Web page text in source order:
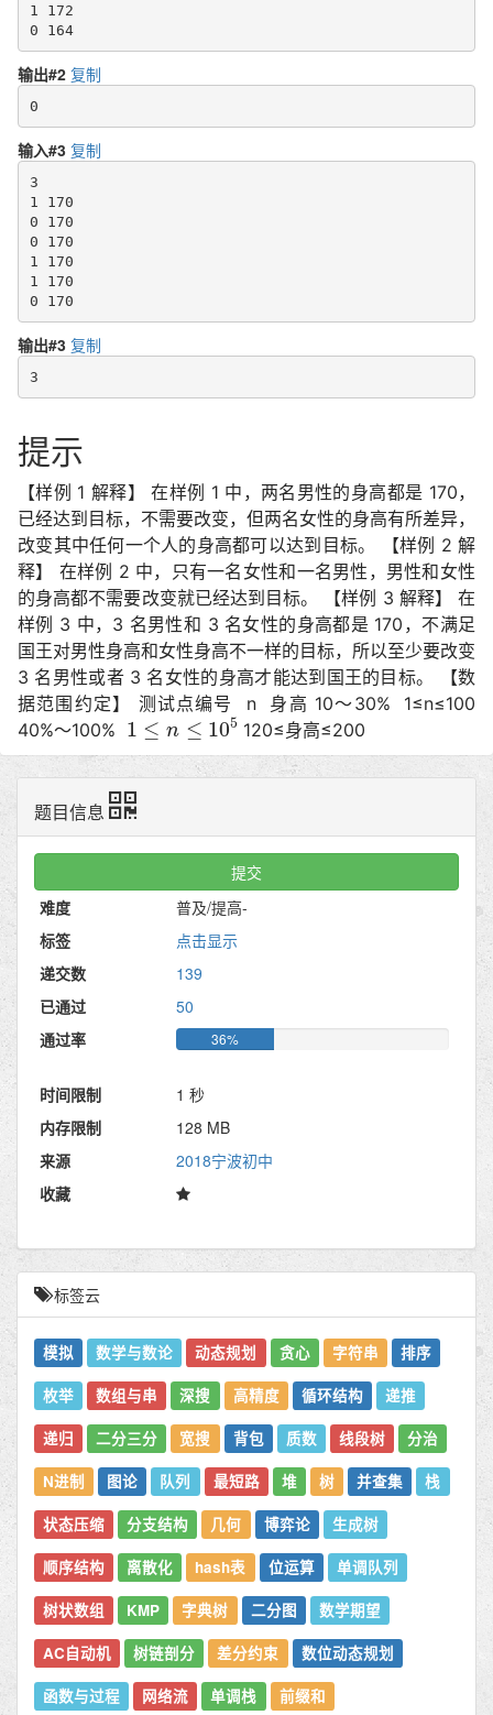
1 172
0 164
输出#2 复制
输入#3 复制
3
1 170
0 170
0 170
1 170
1 170
0 170
输出#3 复制
3
提示
【样例 1 解释】 在样例 1 中，两名男性的身高都是 170，
已经达到目标，不需要改变，但两名女性的身高有所差异，
改变其中任何一个人的身高都可以达到目标。 【样例 2 解
释】 在样例 2 中，只有一名女性和一名男性，男性和女性
的身高都不需要改变就已经达到目标。 【样例 3 解释】 在
样例 3 中，3 名男性和 3 名女性的身高都是 170，不满足
国王对男性身高和女性身高不一样的目标，所以至少要改变
3 名男性或者 3 名女性的身高才能达到国王的目标。 【数
据范围约定】 测试点编号 n 身高 10～30% 1≤n≤100
40%～100% 1 ≤n≤105 120≤身高≤200
题目信息
提交
难度
普及/提高-
标签
点击显示
递交数
139
已通过
50
通过率
36%
时间限制
1 秒
内存限制
128 MB
来源
2018宁波初中
收藏
标签云
模拟 数学与数论 动态规划 贪心 字符串 排序
枚举 数组与串 深搜 高精度 循环结构 递推
递归 二分三分 宽搜 背包 质数 线段树 分治
N进制 图论 队列 最短路 堆 树 并查集 栈
状态压缩 分支结构 几何 博弈论 生成树
顺序结构 离散化 hash表 位运算 单调队列
树状数组 KMP 字典树 二分图 数学期望
AC自动机 树链剖分 差分约束 数位动态规划
函数与过程 网络流 单调栈 前缀和